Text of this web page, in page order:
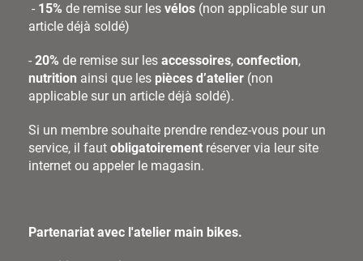
- 15% de remise sur les vélos (non applicable sur un
article déjà soldé)
- 20% de remise sur les accessoires, confection,
nutrition ainsi que les pièces d’atelier (non
applicable sur un article déjà soldé).
Si un membre souhaite prendre rendez-vous pour un
service, il faut obligatoirement réserver via leur site
internet ou appeler le magasin.
Partenariat avec l'atelier main bikes.